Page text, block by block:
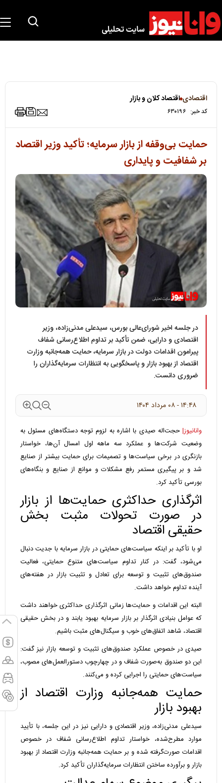
اقتصادی اقتصاد کلان و بازار
کد خبر: ۶۳۰۱۹۶
حمایت بی‌وقفه از بازار سرمایه؛ تأکید وزیر اقتصاد
بر شفافیت و پایداری
در جلسه اخیر شورای‌عالی بورس، سیدعلی مدنی‌زاده، وزیر
اقتصادی و دارایی، ضمن تأکید بر تداوم اطلاع‌رسانی شفاف
پیرامون اقدامات دولت در بازار سرمایه، حمایت همه‌جانبه وزارت
اقتصاد از بهبود بازار و پاسخگویی به انتظارات سرمایه‌گذاران را
ضروری دانست.
۱۴:۴۸ - ۰۸ مرداد ۱۴۰۴
وانانیوز| حجت‌اله صیدی با اشاره به لزوم توجه دستگاه‌های مسئول به
وضعیت شرکت‌ها و عملکرد سه ماهه‌ اول امسال آن‌ها، خواستار
بازنگری در برخی سیاست‌ها و تصمیمات برای حمایت بیشتر از صنایع
شد و بر پیگیری مستمر رفع مشکلات و موانع از صنایع و بنگاه‌های
بورسی تأکید کرد.
اثرگذاری حداکثری حمایت‌ها از بازار
در صورت تحولات مثبت بخش
حقیقی اقتصاد
او با تأکید بر اینکه سیاست‌های حمایتی در بازار سرمایه با جدیت دنبال
می‌شود، گفت: در کنار تداوم سیاست‌های متنوع حمایتی، فعالیت
صندوق‌های تثبیت و توسعه برای تعادل و تثبیت بازار در هفته‌های
آینده تداوم خواهد داشت.
البته این اقدامات و حمایت‌ها زمانی اثرگذاری حداکثری خواهند داشت
که عوامل بنیادی اثرگذار بر بازار سرمایه بهبود یابند و در بخش حقیقی
اقتصاد، شاهد اتفاق‌های خوب و سیگنال‌های مثبت باشیم.
صیدی در خصوص عملکرد صندوق‌های تثبیت و توسعه بازار نیز گفت:
این دو صندوق به‌صورت شفاف و در چهارچوب دستورالعمل‌های مصوب،
سیاست‌های حمایتی را اجرایی کرده و می‌کنند.
حمایت همه‌جانبه‌ وزارت اقتصاد از
بهبود بازار
سیدعلی مدنی‌زاده، وزیر اقتصادی و دارایی نیز در این جلسه، با تأیید
موارد مطرح‌شده، خواستار تداوم اطلاع‌رسانی شفاف در خصوص
اقدامات صورت‌گرفته شده و بر حمایت همه‌جانبه‌ وزارت اقتصاد از بهبود
بازار و برآورده ساختن انتظارات سرمایه‌گذاران تأکید کرد.